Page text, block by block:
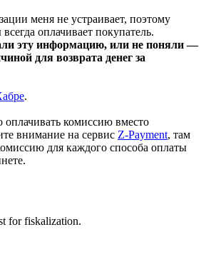
меня не устраивает, поэтому
оплачивает покупатель.
эту информацию, или не поняли —
для возврата денег за
.
комиссию вместо
внимание на сервис Z-Payment, там
для каждого способа оплаты
for fiskalization.